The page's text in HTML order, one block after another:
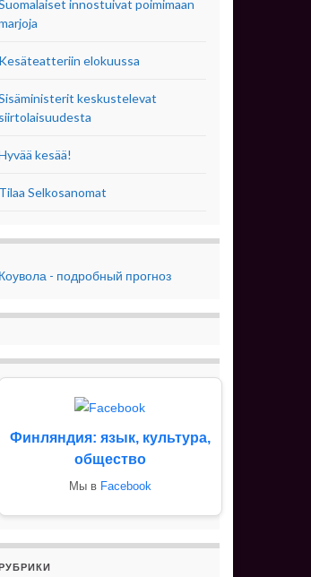
innostuivat poimimaan
Kesäteatteriin elokuussa
keskustelevat
siirtolaisuudesta
kesää!
Tilaa Selkosanomat
Коувола - подробный прогноз
Финляндия: язык, культура,
общество
Мы в Facebook